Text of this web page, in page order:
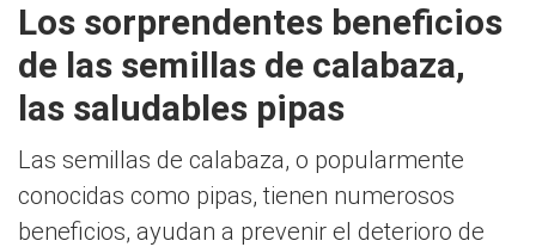
Los sorprendentes beneficios
de las semillas de calabaza,
las saludables pipas
Las semillas de calabaza, o popularmente
conocidas como pipas, tienen numerosos
beneficios, ayudan a prevenir el deterioro de